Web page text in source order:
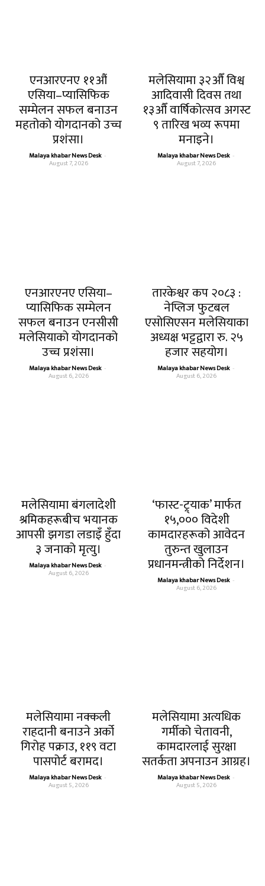
एनआरएनए ११औं
एसिया–प्यासिफिक
सम्मेलन सफल बनाउन
महतोको योगदानको उच्च
प्रशंसा।
Malaya khabar News Desk -
August 7, 2026
मलेसियामा ३२औँ विश्व
आदिवासी दिवस तथा
१३औँ वार्षिकोत्सव अगस्ट
९ तारिख भव्य रूपमा
मनाइने।
Malaya khabar News Desk -
August 7, 2026
एनआरएनए एसिया–
प्यासिफिक सम्मेलन
सफल बनाउन एनसीसी
मलेसियाको योगदानको
उच्च प्रशंसा।
Malaya khabar News Desk -
August 6, 2026
तारकेश्वर कप २०८३ :
नेप्लिज फुटबल
एसोसिएसन मलेसियाका
अध्यक्ष भट्टद्वारा रु. २५
हजार सहयोग।
Malaya khabar News Desk -
August 6, 2026
मलेसियामा बंगलादेशी
श्रमिकहरूबीच भयानक
आपसी झगडा लडाइँ हुँदा
३ जनाको मृत्यु।
Malaya khabar News Desk -
August 6, 2026
‘फास्ट-ट्र्याक’ मार्फत
१५,००० विदेशी
कामदारहरूको आवेदन
तुरुन्त खुलाउन
प्रधानमन्त्रीको निर्देशन।
Malaya khabar News Desk -
August 6, 2026
मलेसियामा नक्कली
राहदानी बनाउने अर्को
गिरोह पक्राउ, ११९ वटा
पासपोर्ट बरामद।
Malaya khabar News Desk -
August 5, 2026
मलेसियामा अत्यधिक
गर्मीको चेतावनी,
कामदारलाई सुरक्षा
सतर्कता अपनाउन आग्रह।
Malaya khabar News Desk -
August 5, 2026